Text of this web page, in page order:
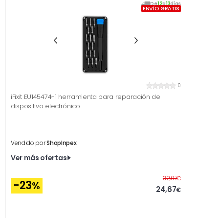
De12a13días
ENVÍO GRATIS
0
iFixit EU145474-1 herramienta para reparación de
dispositivo electrónico
Vendido porShopInpex
Ver más ofertas
-23%
32,07€Antes
24,67€